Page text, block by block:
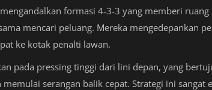
formasi 4-3-3 yang memberi ruang
mencari peluang. Mereka mengedepankan
ke kotak penalti lawan.
pada pressing tinggi dari lini depan, yang
serangan balik cepat. Strategi ini sangat